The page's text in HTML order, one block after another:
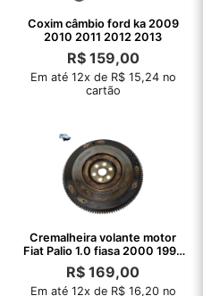
Coxim câmbio ford ka 2009
2010 2011 2012 2013
R$159,00
Em até 12x de R$ 15,24 no
cartão
Cremalheira volante motor
Fiat Palio 1.0 fiasa 2000 1999
98
R$ 169,00
Em até 12x de R$ 16,20 no